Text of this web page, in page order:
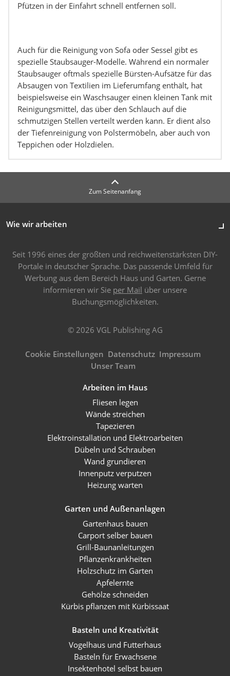
Pfützen in der Einfahrt schnell entfernen soll.
Auch für die Reinigung von Sofa oder Sessel gibt es
spezielle Staubsauger-Modelle. Während ein normaler
Staubsauger oftmals spezielle Bürsten-Aufsätze für das
Absaugen von Textilien im Lieferumfang enthält, hat
beispielsweise ein Waschsauger einen kleinen Tank mit
Reinigungsmittel, das über den Schlauch auf die
schmutzigen Stellen verteilt werden kann. Er dient also
der Tiefenreinigung von Polstermöbeln, aber auch von
Teppichen oder Holzdielen.
Zum Seitenanfang
Wie wir arbeiten
Seit 1996 eines der größten und reichweitenstärksten DIY-
Portale in deutscher Sprache. Das passende Umfeld für
Werbung aus dem Bereich Haus und Garten. Gerne
informieren wir Sie per Mail über unsere
Buchungsmöglichkeiten.
© 2026 VGL Publishing AG
Cookie Einstellungen Datenschutz Impressum
Unser Team
Arbeiten im Haus
Fliesen legen
Wände streichen
Tapezieren
Elektroinstallation und Elektroarbeiten
Dübeln und Schrauben
Wand grundieren
Innenputz verputzen
Heizung warten
Garten und Außenanlagen
Gartenhaus bauen
Carport selber bauen
Grill-Baunanleitungen
Pflanzenkrankheiten
Holzschutz im Garten
Apfelernte
Gehölze schneiden
Kürbis pflanzen mit Kürbissaat
Basteln und Kreativität
Vogelhaus und Futterhaus
Basteln für Erwachsene
Insektenhotel selbst bauen